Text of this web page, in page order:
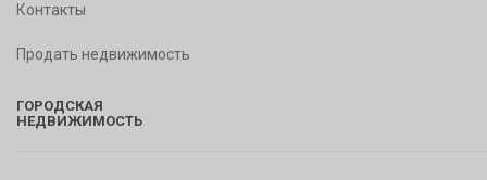
Контакты
Продать недвижимость
ГОРОДСКАЯ
НЕДВИЖИМОСТЬ